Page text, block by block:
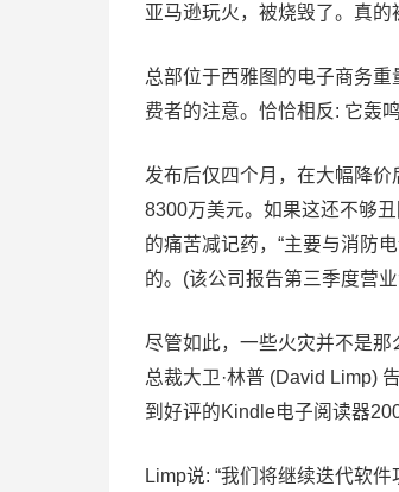
亚马逊玩火，被烧毁了。真的
总部位于西雅图的电子商务
费者的注意。恰恰相反: 它轰
发布后仅四个月，在大幅降
8300万美元。如果这还不够
的痛苦减记药，“主要与消防
的。(该公司报告第三季度营
尽管如此，一些火灾并不是
总裁大卫·林普 (David Limp)
到好评的Kindle电子阅读器
Limp说: “我们将继续迭代软